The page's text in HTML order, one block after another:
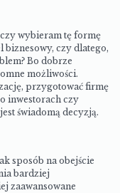
wybieram tę formę
biznesowy, czy dlatego,
Bo dobrze
możliwości.
przygotować firmę
inwestorach czy
świadomą decyzją.
sposób na obejście
bardziej
zaawansowane